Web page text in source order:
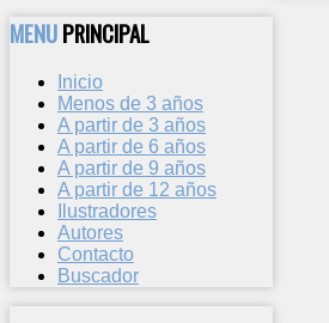
MENUPRINCIPAL
Inicio
Menos de 3 años
A partir de 3 años
A partir de 6 años
A partir de 9 años
A partir de 12 años
Ilustradores
Autores
Contacto
Buscador